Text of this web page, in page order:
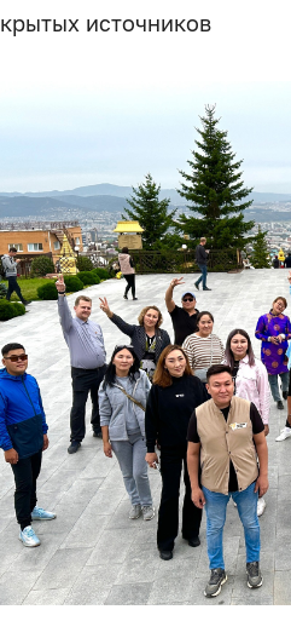
источников